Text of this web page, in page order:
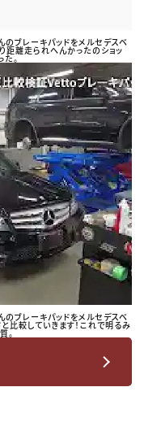
ブレーキパッドをメルセデスベ
距離走られへんかったのショッ
た。
ブレーキパッドをメルセデスベ
比較していきます！これで明るみ
。